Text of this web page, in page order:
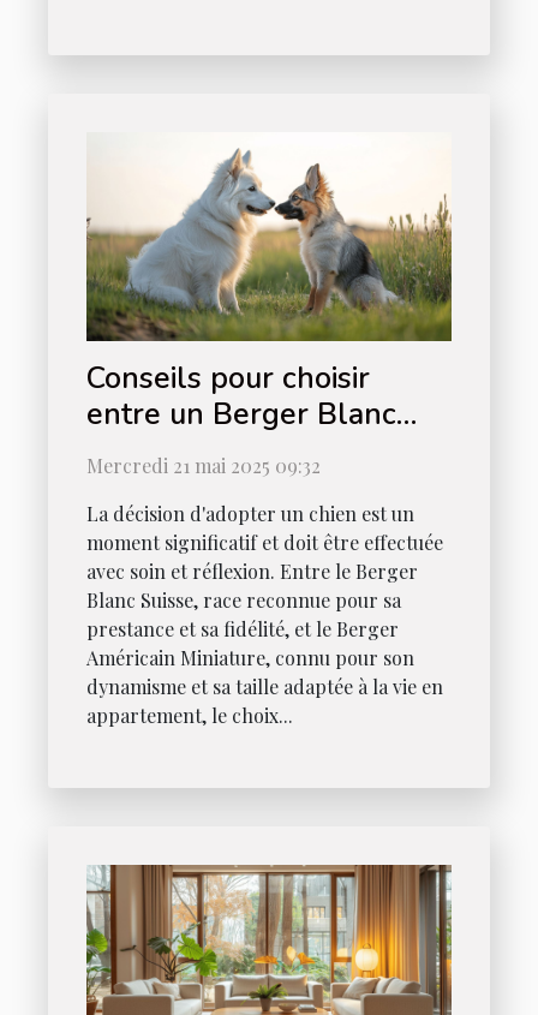
Conseils pour choisir
entre un Berger Blanc
Suisse et un Berger
Américain Miniature
Mercredi 21 mai 2025 09:32
La décision d'adopter un chien est un
moment significatif et doit être effectuée
avec soin et réflexion. Entre le Berger
Blanc Suisse, race reconnue pour sa
prestance et sa fidélité, et le Berger
Américain Miniature, connu pour son
dynamisme et sa taille adaptée à la vie en
appartement, le choix...